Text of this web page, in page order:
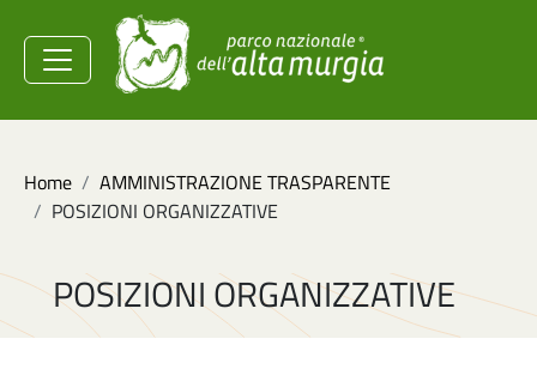
Salta al contenuto principale
della Sicurezza
Energetica
Home
AMMINISTRAZIONE TRASPARENTE
POSIZIONI ORGANIZZATIVE
POSIZIONI ORGANIZZATIVE